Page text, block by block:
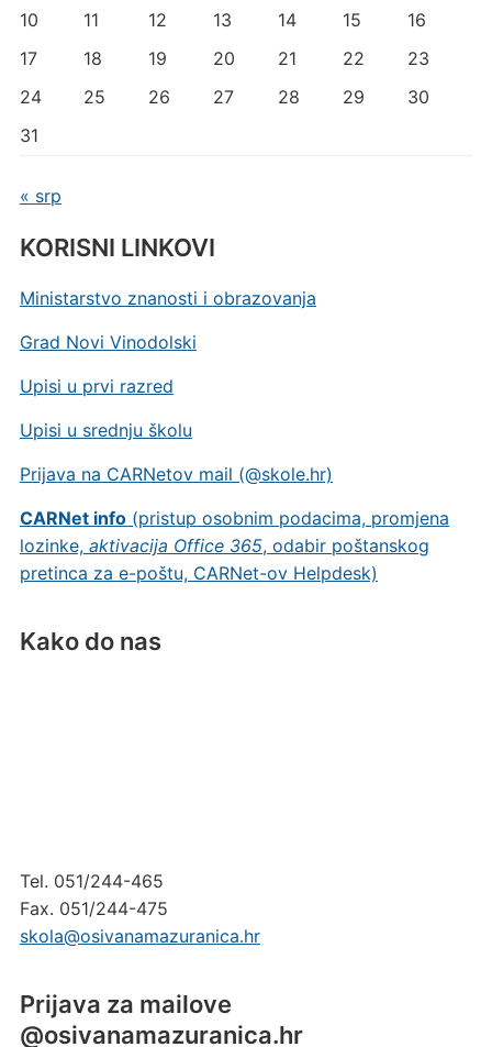
10
11 12 13 14 15
16
17
18 19 20 21 22
23
24
25 26 27 28 29
30
31
« srp
KORISNI LINKOVI
Ministarstvo znanosti i obrazovanja
Grad Novi Vinodolski
Upisi u prvi razred
Upisi u srednju školu
Prijava na CARNetov mail (@skole.hr)
CARNet info (pristup osobnim podacima, promjena
lozinke, aktivacija Office 365, odabir poštanskog
pretinca za e-poštu, CARNet-ov Helpdesk)
Kako do nas
Tel. 051/244-465
Fax. 051/244-475
skola@osivanamazuranica.hr
Prijava za mailove
@osivanamazuranica.hr